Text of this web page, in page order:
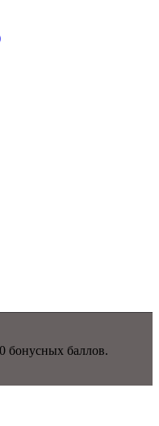
бонусных баллов.